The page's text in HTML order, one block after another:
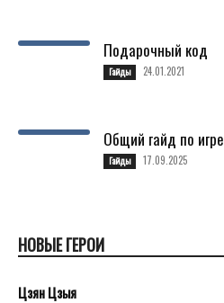
Подарочный код
Гайды 24.01.2021
Общий гайд по игре
Гайды 17.09.2025
НОВЫЕ ГЕРОИ
Цзян Цзыя